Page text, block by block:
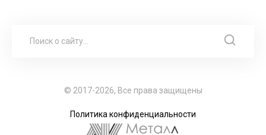
© 2017-2026, Все права защищены
Политика конфиденциальности